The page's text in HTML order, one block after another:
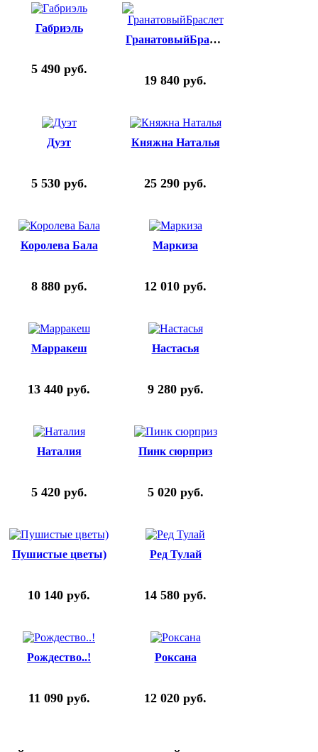
Габриэль
5 490 руб.
ГранатовыйБраслет
19 840 руб.
Дуэт
5 530 руб.
Княжна Наталья
25 290 руб.
Королева Бала
8 880 руб.
Маркиза
12 010 руб.
Марракеш
13 440 руб.
Настасья
9 280 руб.
Наталия
5 420 руб.
Пинк сюрприз
5 020 руб.
Пушистые цветы)
10 140 руб.
Ред Тулай
14 580 руб.
Рождество..!
11 090 руб.
Роксана
12 020 руб.